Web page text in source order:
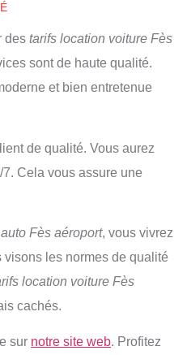
des tarifs location voiture Fès
sont de haute qualité.
et bien entretenue
de qualité. Vous aurez
Cela vous assure une
Fès aéroport, vous vivrez
les normes de qualité
location voiture Fès
cachés.
sur notre site web. Profitez